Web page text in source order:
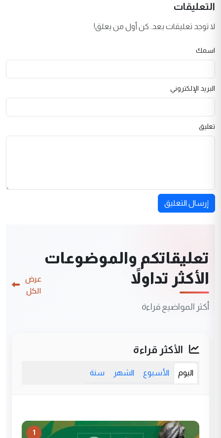
التعليقات
لا توجد تعليقات بعد. كن أول من يعلق!
اسمك
البريد الإلكتروني
تعليق
إرسال التعليق
تعليقاتكم والموضوعات
الأكثر تداولاً
أكثر المواضيع قراءة
عرض
الكل
الأكثر قراءة
اليوم الأسبوع الشهر سنة
1